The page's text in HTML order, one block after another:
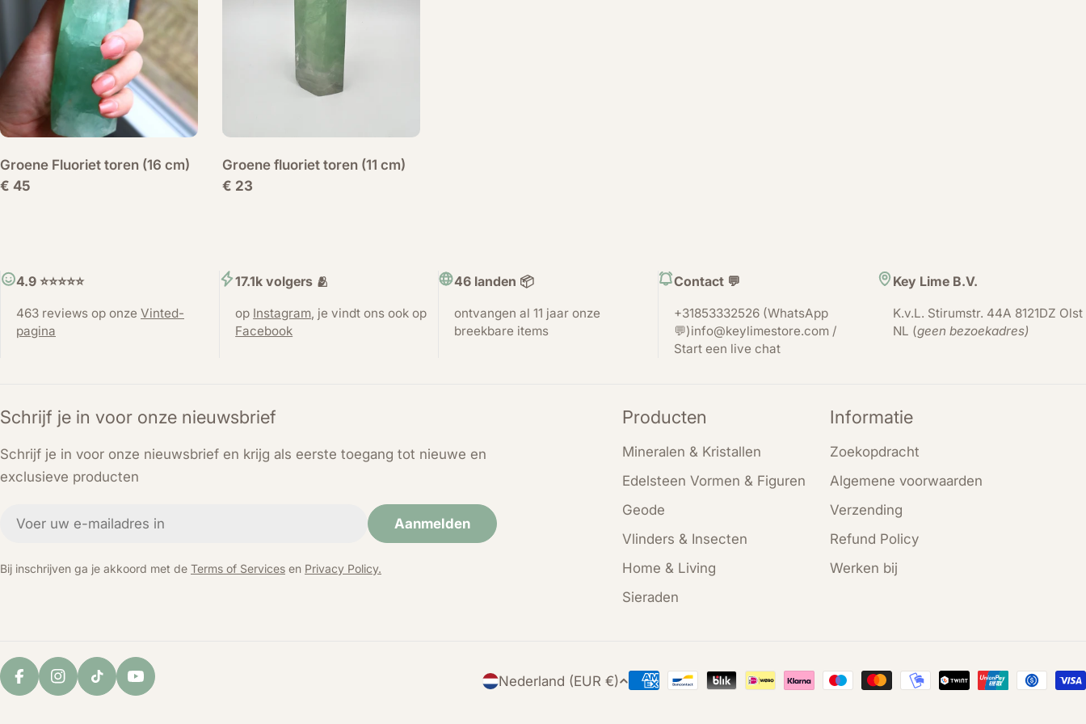
Groene Fluoriet toren (16 cm)
Normale
€ 45
Groene fluoriet toren (11 cm)
Normale
€ 23
4.9 ⭐️⭐️⭐️⭐️⭐️
463 reviews op onze Vinted-
pagina
17.1k volgers 🫂
op Instagram, je vindt ons ook op
Facebook
46 landen 📦
ontvangen al 11 jaar onze
breekbare items
Contact 💬
+31853332526 (WhatsApp
💬)info@keylimestore.com /
Start een live chat
Key Lime B.V.
K.v.L. Stirumstr. 44A 8121DZ Olst
NL (geen bezoekadres)
Schrijf je in voor onze nieuwsbrief
Schrijf je in voor onze nieuwsbrief en krijg als eerste toegang tot nieuwe en
exclusieve producten
Aanmelden
Bij inschrijven ga je akkoord met de Terms of Services en Privacy Policy.
Producten
Mineralen & Kristallen
Edelsteen Vormen & Figuren
Geode
Vlinders & Insecten
Home & Living
Sieraden
Informatie
Zoekopdracht
Algemene voorwaarden
Verzending
Refund Policy
Werken bij
L
Nederland (EUR €) Betaalmethoden
FacebookInstagram
TikTokYouTube